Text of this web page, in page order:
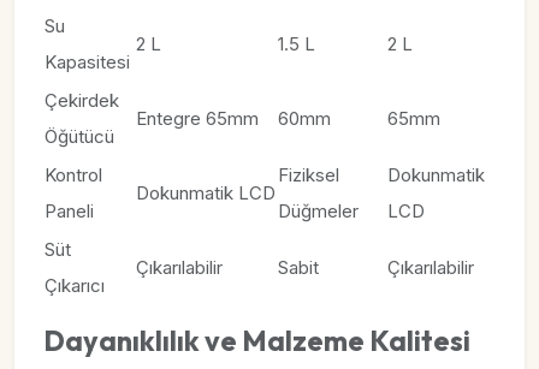
Su
Kapasitesi
2 L 1.5 L 2 L
Çekirdek
Öğütücü
Entegre 65mm 60mm 65mm
Kontrol
Paneli
Dokunmatik LCD
Fiziksel
Düğmeler
Dokunmatik
LCD
Süt
Çıkarıcı
Çıkarılabilir Sabit Çıkarılabilir
Dayanıklılık ve Malzeme Kalitesi